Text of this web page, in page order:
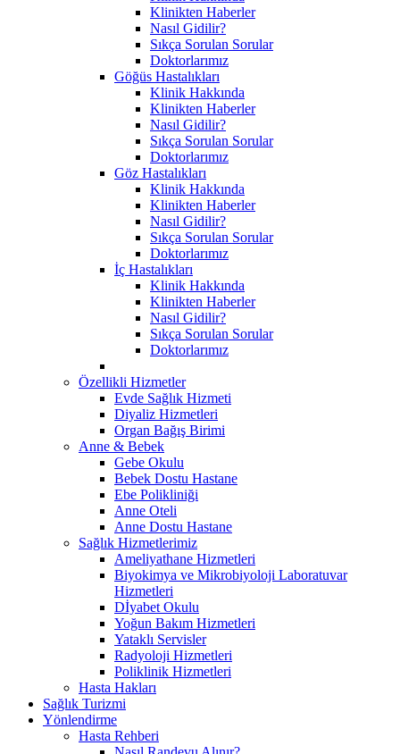
Klinikten Haberler
Nasıl Gidilir?
Sıkça Sorulan Sorular
Doktorlarımız
Göğüs Hastalıkları
Klinik Hakkında
Klinikten Haberler
Nasıl Gidilir?
Sıkça Sorulan Sorular
Doktorlarımız
Göz Hastalıkları
Klinik Hakkında
Klinikten Haberler
Nasıl Gidilir?
Sıkça Sorulan Sorular
Doktorlarımız
İç Hastalıkları
Klinik Hakkında
Klinikten Haberler
Nasıl Gidilir?
Sıkça Sorulan Sorular
Doktorlarımız
Özellikli Hizmetler
Evde Sağlık Hizmeti
Diyaliz Hizmetleri
Organ Bağış Birimi
Anne & Bebek
Gebe Okulu
Bebek Dostu Hastane
Ebe Polikliniği
Anne Oteli
Anne Dostu Hastane
Sağlık Hizmetlerimiz
Ameliyathane Hizmetleri
Biyokimya ve Mikrobiyoloji Laboratuvar
Hizmetleri
Dİyabet Okulu
Yoğun Bakım Hizmetleri
Yataklı Servisler
Radyoloji Hizmetleri
Poliklinik Hizmetleri
Hasta Hakları
Sağlık Turizmi
Yönlendirme
Hasta Rehberi